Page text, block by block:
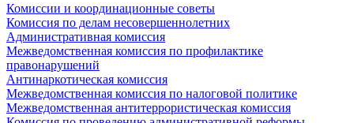
Комиссии и координационные советы
Комиссия по делам несовершеннолетних
Административная комиссия
Межведомственная комиссия по профилактике
правонарушений
Антинаркотическая комиссия
Межведомственная комиссия по налоговой политике
Межведомственная антитеррористическая комиссия